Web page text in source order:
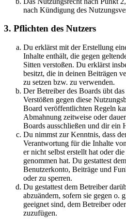
nach Kündigung des
3. Pflichten des Nutzers
Du erklärst mit der Erstellung
Inhalte enthält, die gegen
Sitten verstoßen. Du erklärst
besitzt, die in deinen Beiträgen
zu setzen bzw. zu verwenden.
Der Betreiber des Boards übt
Verstößen gegen diese
Board veröffentlichten Regeln
Abmahnung zeitweise oder
Boards ausschließen und dir ein
Du nimmst zur Kenntnis, dass
Verantwortung für die Inhalte
er nicht selbst erstellt hat oder
genommen hat. Du gestattest
Benutzerkonto, Beiträge und
oder zu sperren.
Du gestattest dem Betreiber
abzuändern, sofern sie gegen o.
geeignet sind, dem Betreiber
zuzufügen.